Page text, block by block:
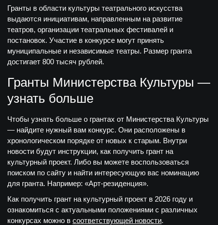
Гранты в области культуры театрального искусства
выдаются инициативам, направленным на развитие
театров, организации театральных фестивалей и
постановок. Участие в конкурсе могут принять
муниципальные и независимые театры. Размер гранта
достигает 800 тысяч рублей.
Гранты Министерства Культуры —
узнать больше
Чтобы узнать больше о грантах от Министерства Культуры
— найдите нужный вам конкурс. Они расположены в
хронологическом порядке от новых к старым. Внутри
новости будут инструкции, как получить грант на
культурный проект. Либо вы можете воспользоваться
поиском по сайту и найти интересующую вас номинацию
для гранта. Например: «Арт-резиденция».
Как получить грант на культурный проект в 2026 году и
ознакомиться с актуальными положениями с различных
конкурсах можно в соответствующей новости.